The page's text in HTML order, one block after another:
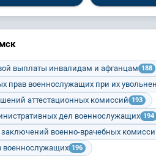
выплаты инвалидам и афганцам 188
прав военнослужащих при их
аттестационных комиссий 193
дел военнослужащих 194
военно-врачебных
196